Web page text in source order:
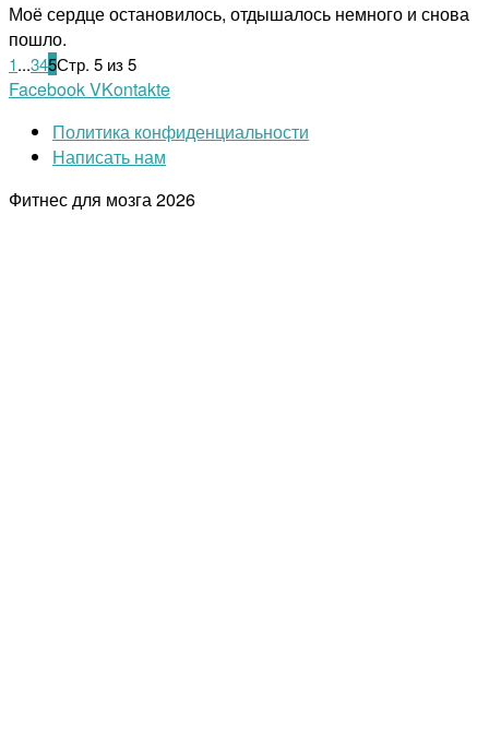
Моё сердце остановилось, отдышалось немного и снова
пошло.
1...345Стр. 5 из 5
FacebookVKontakte
Политика конфиденциальности
Написать нам
Фитнес для мозга2026